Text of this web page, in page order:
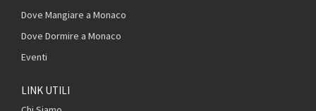
Dove Mangiare a Monaco
Dove Dormire a Monaco
Eventi
LINK UTILI